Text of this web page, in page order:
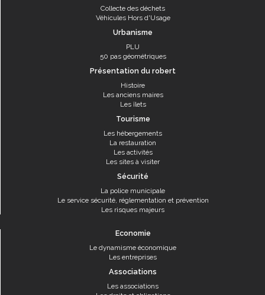
Collecte des déchets
Véhicules Hors d'Usage
Urbanisme
PLU
50 pas géométriques
Présentation du robert
Histoire
Les anciens maires
Les îlets
Tourisme
Les hébergements
La restauration
Les activités
Les sites à visiter
Sécurité
La police municipale
Le service sécurité, réglementation et prévention
Les risques majeurs
Economie
Le dynamisme économique
Les entreprises
Associations
Les associations